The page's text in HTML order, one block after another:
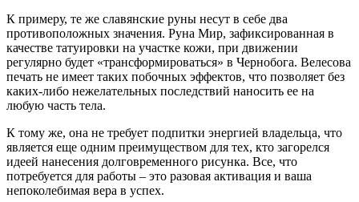
К примеру, те же славянские руны несут в себе два
противоположных значения. Руна Мир, зафиксированная в
качестве татуировки на участке кожи, при движении
регулярно будет «трансформироваться» в Чернобога. Велесова
печать не имеет таких побочных эффектов, что позволяет без
каких-либо нежелательных последствий наносить ее на
любую часть тела.
К тому же, она не требует подпитки энергией владельца, что
является еще одним преимуществом для тех, кто загорелся
идеей нанесения долговременного рисунка. Все, что
потребуется для работы – это разовая активация и ваша
непоколебимая вера в успех.